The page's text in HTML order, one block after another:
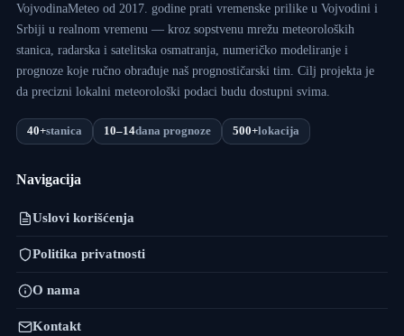
VojvodinaMeteo od 2017. godine prati vremenske prilike u Vojvodini i
Srbiji u realnom vremenu — kroz sopstvenu mrežu meteoroloških
stanica, radarska i satelitska osmatranja, numeričko modeliranje i
prognoze koje ručno obrađuje naš prognostičarski tim. Cilj projekta je
da precizni lokalni meteorološki podaci budu dostupni svima.
40+stanica 10–14dana prognoze 500+lokacija
Navigacija
Uslovi korišćenja
Politika privatnosti
O nama
Kontakt